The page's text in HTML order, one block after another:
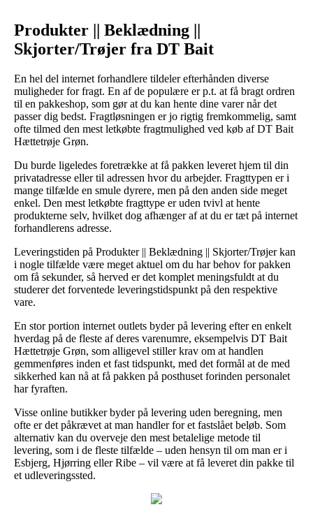
Produkter || Beklædning ||
Skjorter/Trøjer fra DT Bait
En hel del internet forhandlere tildeler efterhånden diverse
muligheder for fragt. En af de populære er p.t. at få bragt ordren
til en pakkeshop, som gør at du kan hente dine varer når det
passer dig bedst. Fragtløsningen er jo rigtig fremkommelig, samt
ofte tilmed den mest letkøbte fragtmulighed ved køb af DT Bait
Hættetrøje Grøn.
Du burde ligeledes foretrække at få pakken leveret hjem til din
privatadresse eller til adressen hvor du arbejder. Fragttypen er i
mange tilfælde en smule dyrere, men på den anden side meget
enkel. Den mest letkøbte fragttype er uden tvivl at hente
produkterne selv, hvilket dog afhænger af at du er tæt på internet
forhandlerens adresse.
Leveringstiden på Produkter || Beklædning || Skjorter/Trøjer kan
i nogle tilfælde være meget aktuel om du har behov for pakken
om få sekunder, så herved er det komplet meningsfuldt at du
studerer det forventede leveringstidspunkt på den respektive
vare.
En stor portion internet outlets byder på levering efter en enkelt
hverdag på de fleste af deres varenumre, eksempelvis DT Bait
Hættetrøje Grøn, som alligevel stiller krav om at handlen
gemmenføres inden et fast tidspunkt, med det formål at de med
sikkerhed kan nå at få pakken på posthuset forinden personalet
har fyraften.
Visse online butikker byder på levering uden beregning, men
ofte er det påkrævet at man handler for et fastslået beløb. Som
alternativ kan du overveje den mest betalelige metode til
levering, som i de fleste tilfælde – uden hensyn til om man er i
Esbjerg, Hjørring eller Ribe – vil være at få leveret din pakke til
et udleveringssted.